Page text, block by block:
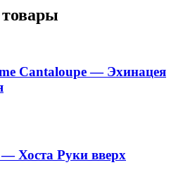
Cantaloupe — Эхинацея
Хоста Руки вверх